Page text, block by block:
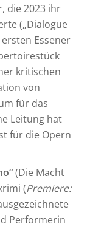
die 2023 ihr
(„Dialogue
Essener
kritischen
von
für das
Leitung hat
für die Opern
(Die Macht
(Premiere:
Performerin